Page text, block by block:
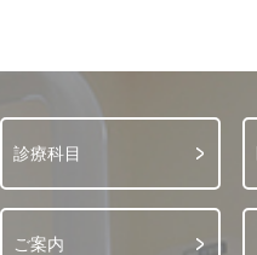
診療科目
ご案内